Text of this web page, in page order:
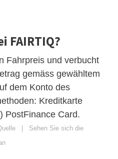
FAIRTIQ?
Fahrpreis und verbucht
gemäss gewähltem
dem Konto des
Kreditkarte
PostFinance Card.
Sehen Sie sich die